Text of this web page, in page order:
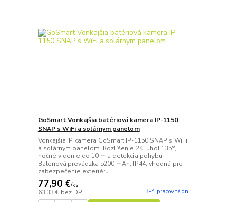
GoSmart Vonkajšia batériová kamera IP-1150
SNAP s WiFi a solárnym panelom
Vonkajšia IP kamera GoSmart IP-1150 SNAP s WiFi
a solárnym panelom. Rozlíšenie 2K, uhol 135°,
nočné videnie do 10 m a detekcia pohybu.
Batériová prevádzka 5200 mAh, IP44, vhodná pre
zabezpečenie exteriéru
77,90 €/ks
63,33 € bez DPH 3-4 pracovné dni